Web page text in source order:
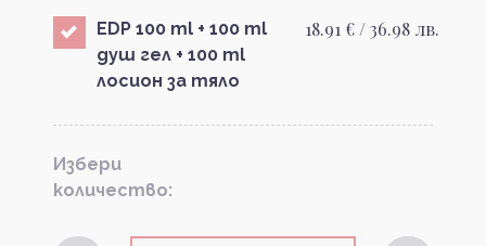
EDP 100 ml + 100 ml
душ гел + 100 ml
лосион за тяло
18.91 € / 36.98 лв.
Избери
количество: